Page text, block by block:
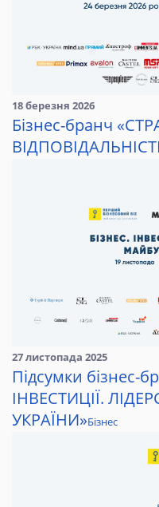
18 березня 2026
Бізнес-бранч
27 листопада 2025
Підсумки бізнес-
ІНВЕСТИЦІЇ.
УКРАЇНИ»Бізнес